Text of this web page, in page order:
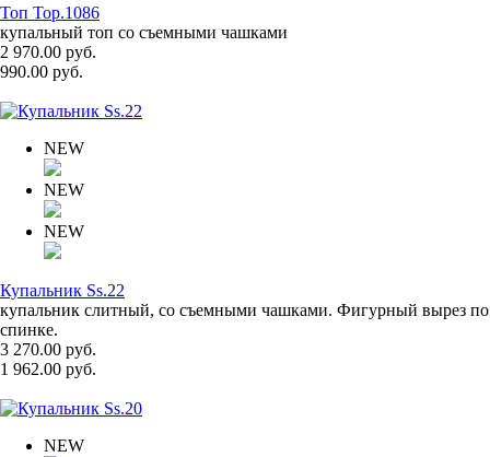
Топ Top.1086
купальный топ со съемными чашками
2 970.00 руб.
990.00 руб.
NEW
NEW
NEW
Купальник Ss.22
купальник слитный, со съемными чашками. Фигурный вырез по
спинке.
3 270.00 руб.
1 962.00 руб.
NEW